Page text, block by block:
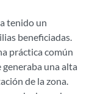
tenido un
beneficiadas.
práctica común
una alta
de la zona.